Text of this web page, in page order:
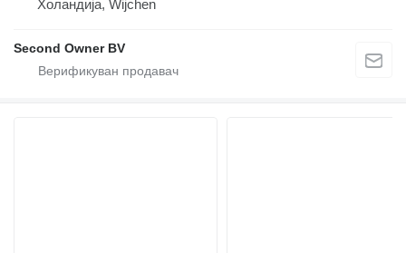
Холандија, Wijchen
Second Owner BV